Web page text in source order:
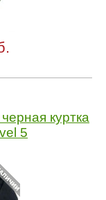
куртка
5